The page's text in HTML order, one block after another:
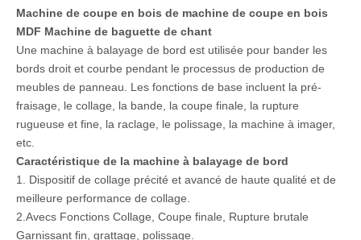
Machine de coupe en bois de machine de coupe en bois
MDF Machine de baguette de chant
Une machine à balayage de bord est utilisée pour bander les
bords droit et courbe pendant le processus de production de
meubles de panneau. Les fonctions de base incluent la pré-
fraisage, le collage, la bande, la coupe finale, la rupture
rugueuse et fine, la raclage, le polissage, la machine à imager,
etc.
Caractéristique de la machine à balayage de bord
1. Dispositif de collage précité et avancé de haute qualité et de
meilleure performance de collage.
2.Avecs Fonctions Collage, Coupe finale, Rupture brutale
Garnissant fin, grattage, polissage.